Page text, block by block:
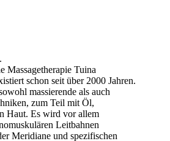
Massagetherapie Tuina
schon seit über 2000 Jahren.
massierende als auch
zum Teil mit Öl,
Haut. Es wird vor allem
Leitbahnen
Meridiane und spezifischen